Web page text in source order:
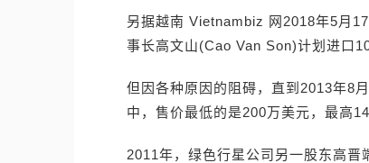
另据越南 Vietnambiz 网2018年5月
事长高文山(Cao Van Son)计划进口
但因各种原因的阻碍，直到2013年8
中，售价最低的是200万美元，最高
2011年，绿色行星公司另一股东高